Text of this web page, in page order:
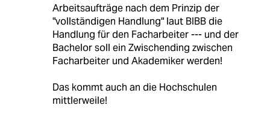
Arbeitsaufträge nach dem Prinzip der
"vollständigen Handlung" laut BIBB die
Handlung für den Facharbeiter --- und der
Bachelor soll ein Zwischending zwischen
Facharbeiter und Akademiker werden!
Das kommt auch an die Hochschulen
mittlerweile!